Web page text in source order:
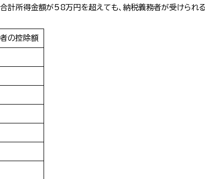
所得金額が58万円を超えても、納税義務者が受けられ
の控除額